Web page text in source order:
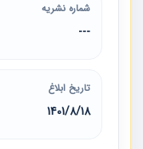
شماره نشریه
---
تاریخ ابلاغ
1401/8/18